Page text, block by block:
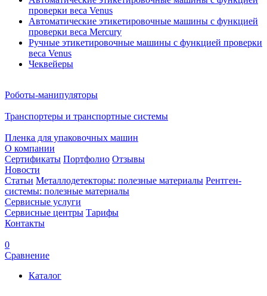
проверки веса Venus
Автоматические этикетировочные машины с функцией
проверки веса Mercury
Ручные этикетировочные машины с функцией проверки
веса Venus
Чеквейеры
Роботы-манипуляторы
Транспортеры и транспортные системы
Пленка для упаковочных машин
О компании
Сертификаты Портфолио Отзывы
Новости
Статьи Металлодетекторы: полезные материалы Рентген-
системы: полезные материалы
Сервисные услуги
Сервисные центры Тарифы
Контакты
0
Сравнение
Каталог